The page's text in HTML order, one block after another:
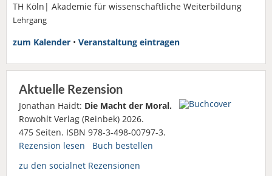
TH Köln| Akademie für wissenschaftliche Weiterbildung
Lehrgang
zum Kalender • Veranstaltung eintragen
Aktuelle Rezension
Jonathan Haidt: Die Macht der Moral.
Rowohlt Verlag (Reinbek) 2026.
475 Seiten. ISBN 978-3-498-00797-3.
Rezension lesen
Buch bestellen
zu den socialnet Rezensionen